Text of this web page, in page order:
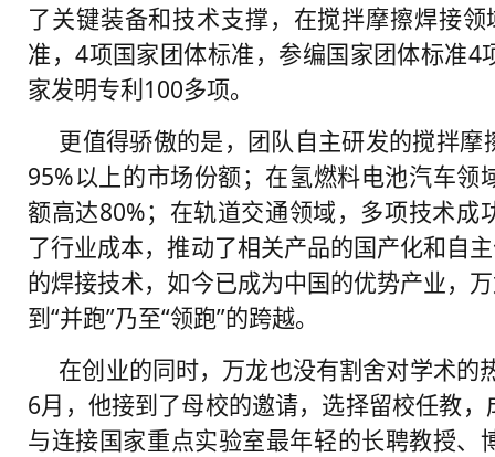
了关键装备和技术支撑，在搅拌摩擦焊接
准，4项国家团体标准，参编国家团体标准4
家发明专利100多项。
更值得骄傲的是，团队自主研发的搅拌
95%以上的市场份额；在氢燃料电池汽车领
额高达80%；在轨道交通领域，多项技术成
了行业成本，推动了相关产品的国产化和自
的焊接技术，如今已成为中国的优势产业，
到“并跑”乃至“领跑”的跨越。
在创业的同时，万龙也没有割舍对学术的
6月，他接到了母校的邀请，选择留校任教
与连接国家重点实验室最年轻的长聘教授、